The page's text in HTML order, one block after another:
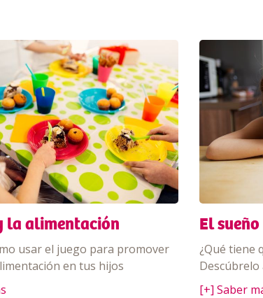
la alimentación
usar el juego para promover
en tus hijos
El
¿Qué tiene
Descúbrelo
[+] Saber